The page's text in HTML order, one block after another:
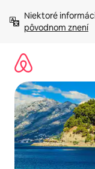
obsah.
Niektoré
pôvodnom znení